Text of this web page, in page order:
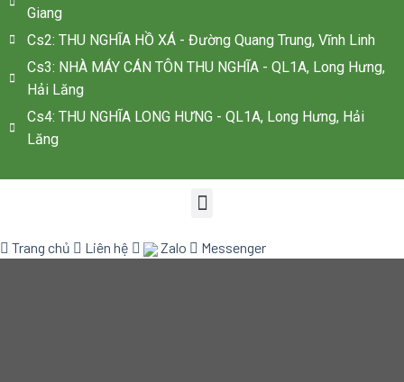
Giang
Cs2: THU NGHĨA HỒ XÁ - Đường Quang Trung, Vĩnh Linh
Cs3: NHÀ MÁY CÁN TÔN THU NGHĨA - QL1A, Long Hưng,
Hải Lăng
Cs4: THU NGHĨA LONG HƯNG - QL1A, Long Hưng, Hải
Lăng
Trang chủ Liên hệ Zalo Messenger